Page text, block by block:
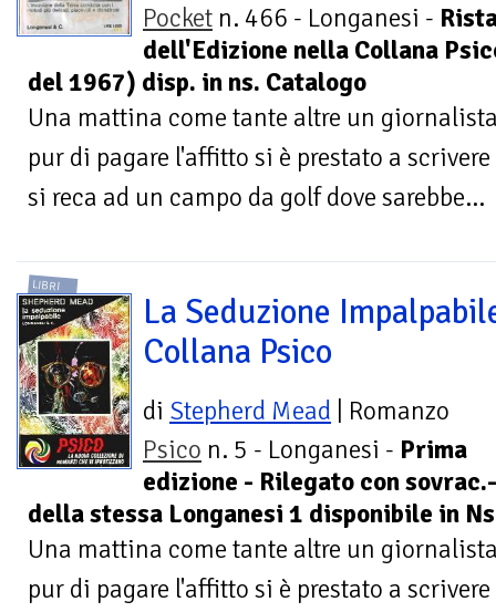
Pocket n. 466 - Longanesi -
dell'Edizione nella Collana
del 1967) disp. in ns. Catalogo
Una mattina come tante altre un
pur di pagare l'affitto si è prestato a
si reca ad un campo da golf dove sarebbe...
LIBRI
La Seduzione
Collana Psico
di Stepherd Mead | Romanzo
Psico n. 5 - Longanesi - Prima
edizione - Rilegato con
della stessa Longanesi 1 disponibile in
Una mattina come tante altre un
pur di pagare l'affitto si è prestato a